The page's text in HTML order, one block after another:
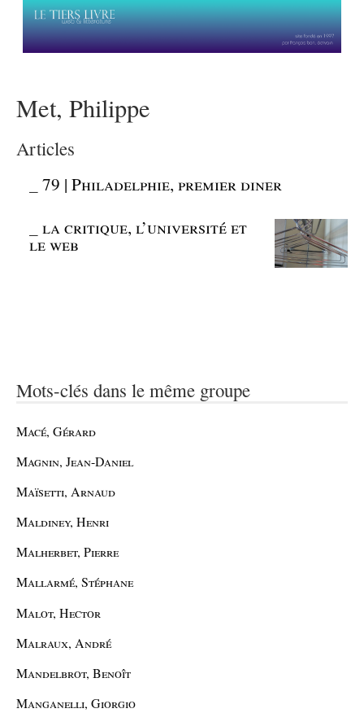
Met, Philippe
Articles
_79 | Philadelphie, premier diner
_la critique, l’université et
le web
Mots-clés dans le même groupe
Macé, Gérard
Magnin, Jean-Daniel
Maïsetti, Arnaud
Maldiney, Henri
Malherbet, Pierre
Mallarmé, Stéphane
Malot, Hector
Malraux, André
Mandelbrot, Benoît
Manganelli, Giorgio